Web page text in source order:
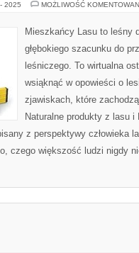
2025 MOŻLIWOŚĆ
Mieszkańcy Lasu to leśny
głębokiego szacunku do
leśniczego. To wirtualna
wsiąknąć w opowieści o
zjawiskach, które
Naturalne produkty z lasu
z perspektywy człowieka
czego większość ludzi nigdy